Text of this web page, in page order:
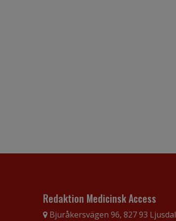
Redaktion Medicinsk Access
Bjuråkersvägen 96, 827 93 Ljusdal